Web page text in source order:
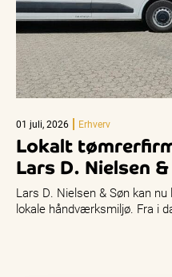
01 juli, 2026 Erhverv
Lokalt
Lars D. Nielsen
Lars D. Nielsen & Søn kan
lokale håndværksmiljø. Fra i